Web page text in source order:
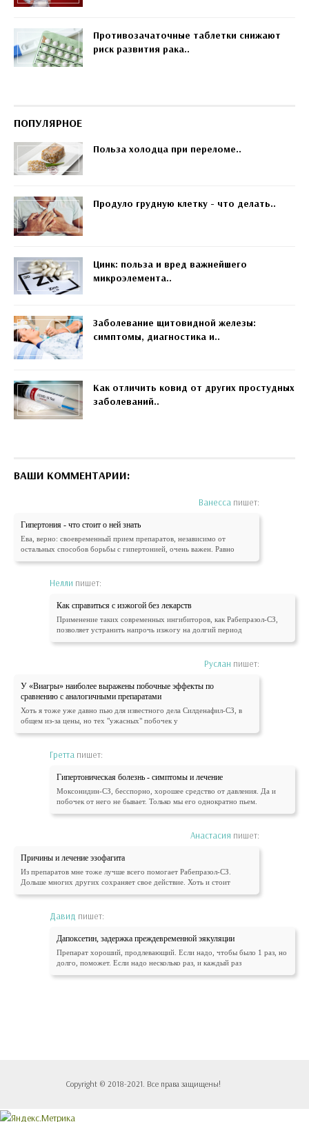
Противозачаточные таблетки снижают
риск развития рака..
ПОПУЛЯРНОЕ
Польза холодца при переломе..
Продуло грудную клетку - что делать..
Цинк: польза и вред важнейшего
микроэлемента..
Заболевание щитовидной железы:
симптомы, диагностика и..
Как отличить ковид от других простудных
заболеваний..
ВАШИ КОММЕНТАРИИ:
Ванесса пишет:
Гипертония - что стоит о ней знать
Ева, верно: своевременный прием препаратов, независимо от
остальных способов борьбы с гипертонией, очень важен. Равно
Нелли пишет:
Как справиться с изжогой без лекарств
Применение таких современных ингибиторов, как Рабепразол-СЗ,
позволяет устранить напрочь изжогу на долгий период
Руслан пишет:
У «Виагры» наиболее выражены побочные эффекты по
сравнению с аналогичными препаратами
Хоть я тоже уже давно пью для известного дела Силденафил-СЗ, в
общем из-за цены, но тех "ужасных" побочек у
Гретта пишет:
Гипертоническая болезнь - симптомы и лечение
Моксонидин-СЗ, бесспорно, хорошее средство от давления. Да и
побочек от него не бывает. Только мы его однократно пьем.
Анастасия пишет:
Причины и лечение эзофагита
Из препаратов мне тоже лучше всего помогает Рабепразол-СЗ.
Дольше многих других сохраняет свое действие. Хоть и стоит
Давид пишет:
Дапоксетин, задержка преждевременной эякуляции
Препарат хороший, продлевающий. Если надо, чтобы было 1 раз, но
долго, поможет. Если надо несколько раз, и каждый раз
Copyright © 2018-2021. Все права защищены!